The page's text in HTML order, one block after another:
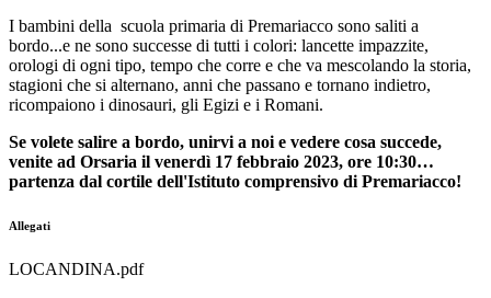
I bambini della scuola primaria di Premariacco sono saliti a
bordo...e ne sono successe di tutti i colori: lancette impazzite,
orologi di ogni tipo, tempo che corre e che va mescolando la storia,
stagioni che si alternano, anni che passano e tornano indietro,
ricompaiono i dinosauri, gli Egizi e i Romani.
Se volete salire a bordo, unirvi a noi e vedere cosa succede,
venite ad Orsaria il venerdì 17 febbraio 2023, ore 10:30…
partenza dal cortile dell'Istituto comprensivo di Premariacco!
Allegati
LOCANDINA.pdf